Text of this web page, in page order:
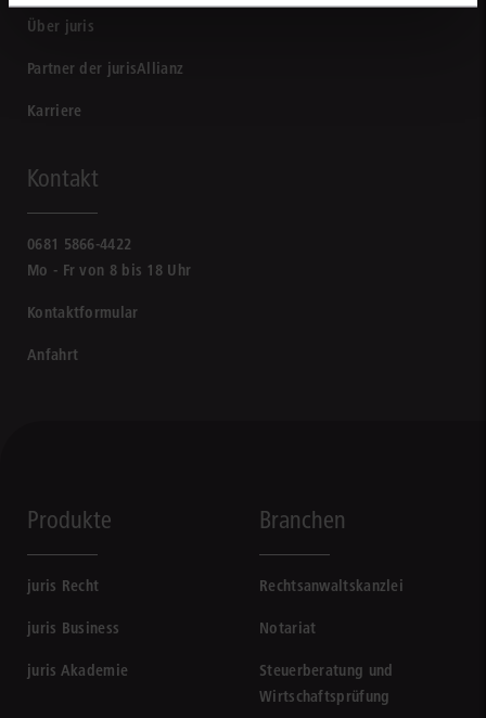
Über juris
Partner der jurisAllianz
Karriere
Kontakt
0681 5866-4422
Mo - Fr von 8 bis 18 Uhr
Kontaktformular
Anfahrt
Produkte
juris Recht
juris Business
juris Akademie
Branchen
Rechtsanwaltskanzlei
Notariat
Steuerberatung und
Wirtschaftsprüfung